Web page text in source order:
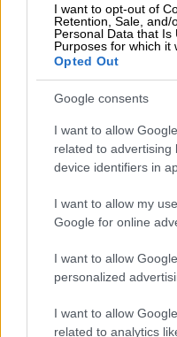
I want to opt-out of
Retention, Sale, and/
Personal Data that Is
Purposes for which it
Opted Out
Google consents
I want to allow
related to advertising
device identifiers in
I want to allow my
Google for online
I want to allow
personalized
I want to allow
related to analytics
Σύμφωνα με πηγές
«έναν εκ των
κοινοβουλευτικής
Τεμπών, των
Πύλου».
Αναλυτικά οι
Αριστεράς
Κοινοβουλευτικής
Πολιτικού
αποφασίστηκε η